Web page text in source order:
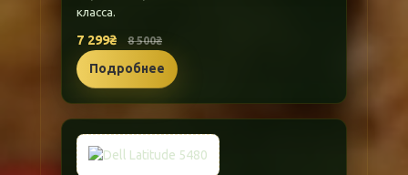
класса.
7 299₴ 8 500₴
Подробнее